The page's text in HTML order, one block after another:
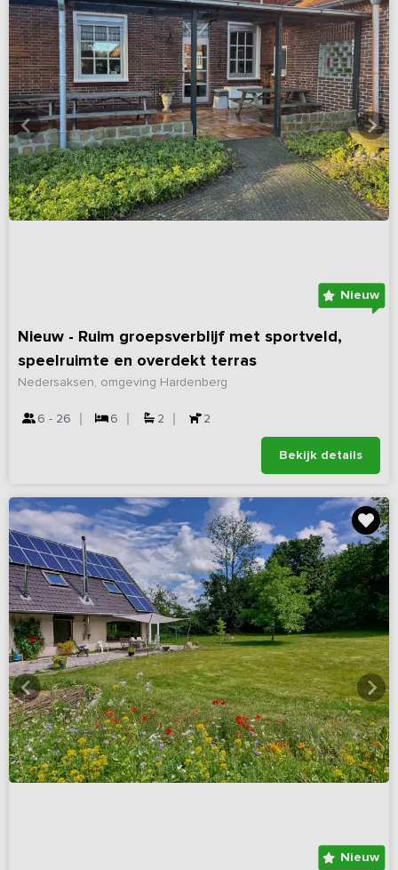
Nieuw
Nieuw - Ruim groepsverblijf met sportveld,
speelruimte en overdekt terras
Nedersaksen, omgeving Hardenberg
6 - 26 6 2 2
Bekijk details
Nieuw